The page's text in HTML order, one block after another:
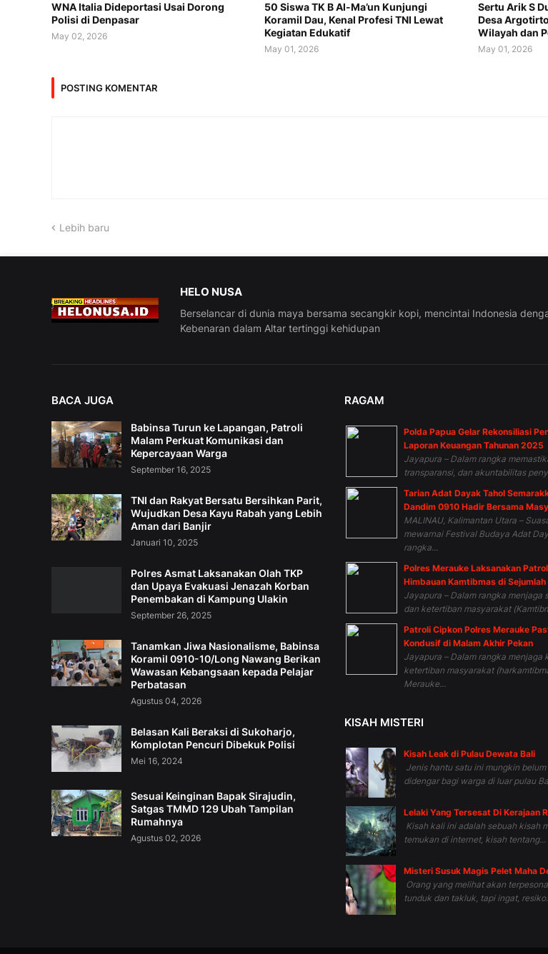
WNA Italia Dideportasi Usai Dorong
Polisi di Denpasar
May 02, 2026
50 Siswa TK B Al-Ma’un Kunjungi
Koramil Dau, Kenal Profesi TNI Lewat
Kegiatan Edukatif
May 01, 2026
Sertu Arik S
Desa
Wilayah dan
May 01, 2026
POSTING KOMENTAR
Lebih baru
HELO NUSA
Berselancar di dunia maya bersama secangkir kopi, mencintai Indonesia
Kebenaran dalam Altar tertinggi kehidupan
BACA JUGA
Babinsa Turun ke Lapangan, Patroli
Malam Perkuat Komunikasi dan
Kepercayaan Warga
September 16, 2025
TNI dan Rakyat Bersatu Bersihkan Parit,
Wujudkan Desa Kayu Rabah yang Lebih
Aman dari Banjir
Januari 10, 2025
Polres Asmat Laksanakan Olah TKP
dan Upaya Evakuasi Jenazah Korban
Penembakan di Kampung Ulakin
September 26, 2025
Tanamkan Jiwa Nasionalisme, Babinsa
Koramil 0910-10/Long Nawang Berikan
Wawasan Kebangsaan kepada Pelajar
Perbatasan
Agustus 04, 2026
Belasan Kali Beraksi di Sukoharjo,
Komplotan Pencuri Dibekuk Polisi
Mei 16, 2024
Sesuai Keinginan Bapak Sirajudin,
Satgas TMMD 129 Ubah Tampilan
Rumahnya
Agustus 02, 2026
RAGAM
Polda Papua Gelar Rekonsiliasi
Laporan Keuangan Tahunan 2025
Jayapura – Dalam rangka
transparansi, dan akuntabilitas
Tarian Adat Dayak Tahol
Dandim 0910 Hadir Bersama
MALINAU, Kalimantan Utara –
mewarnai Festival Budaya Adat
rangka...
Polres Merauke Laksanakan
Himbauan Kamtibmas di
Jayapura – Dalam rangka menjaga
dan ketertiban masyarakat
Patroli Cipkon Polres Merauke
Kondusif di Malam Akhir Pekan
Jayapura – Dalam rangka menjaga
ketertiban masyarakat
Merauke...
KISAH MISTERI
Kisah Leak di Pulau Dewata Bali
Jenis hantu satu ini mungkin
didengar bagi warga di luar pulau
Lelaki Yang Tersesat Di Kerajaan
Kisah kali ini adalah sebuah kisah
temukan di internet, kisah tentang...
Misteri Susuk Magis Pelet Maha
Orang yang melihat akan
tunduk dan takluk, tapi ingat,